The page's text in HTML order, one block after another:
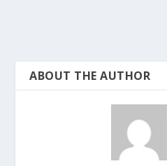
ABOUT THE AUTHOR